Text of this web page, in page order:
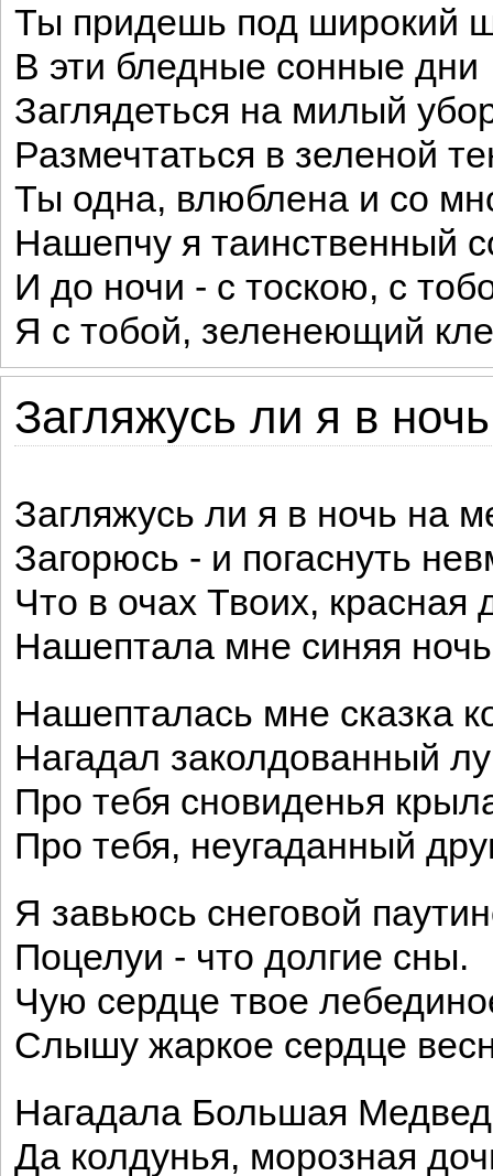
Ты придешь под широкий
В эти бледные сонные дни
Заглядеться на милый
Размечтаться в зеленой
Ты одна, влюблена и со
Нашепчу я таинственный
И до ночи - с тоскою, с
Я с тобой, зеленеющий
Загляжусь ли я в
Загляжусь ли я в ночь на
Загорюсь - и погаснуть
Что в очах Твоих, красная
Нашептала мне синяя
Нашепталась мне сказка
Нагадал заколдованный
Про тебя сновиденья
Про тебя, неугаданный
Я завьюсь снеговой
Поцелуи - что долгие сны.
Чую сердце твое
Слышу жаркое сердце
Нагадала Большая
Да колдунья, морозная